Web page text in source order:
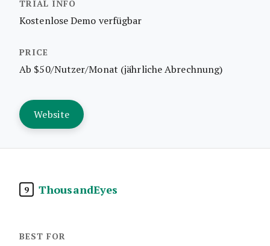
Kostenlose Demo verfügbar
Ab $50/Nutzer/Monat (jährliche Abrechnung)
Website
9 ThousandEyes